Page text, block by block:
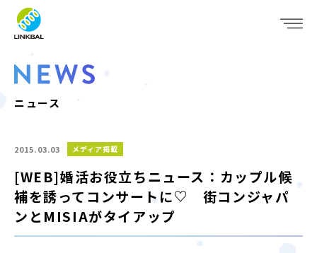
WHO WE ARE
SERVICE
IR
RECRUIT
NEWS
JP
ニュース
2015.03.03 メディア掲載
[WEB]婚活お役立ちニュース：カップル候
補を誘ってコンサートに♡ 街コンジャパ
ンとMISIAがタイアップ